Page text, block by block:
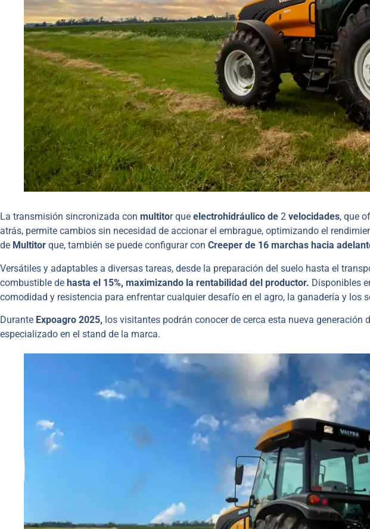
La transmisión sincronizada con multitor que electrohidráulico de 2 velocidades, que
atrás, permite cambios sin necesidad de accionar el embrague, optimizando el
de Multitor que, también se puede configurar con Creeper de 16 marchas hacia
Versátiles y adaptables a diversas tareas, desde la preparación del suelo hasta el
combustible de hasta el 15%, maximizando la rentabilidad del productor. Disponibles
comodidad y resistencia para enfrentar cualquier desafío en el agro, la ganadería y los
Durante Expoagro 2025, los visitantes podrán conocer de cerca esta nueva generación
especializado en el stand de la marca.